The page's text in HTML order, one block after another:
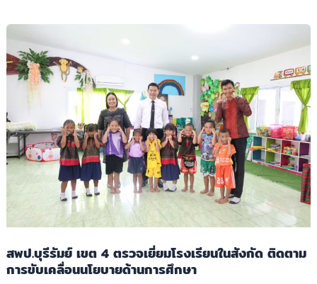
สพป.บุรีรัมย์ เขต 4 ตรวจเยี่ยมโรงเรียนในสังกัด ติดตาม
การขับเคลื่อนนโยบายด้านการศึกษา